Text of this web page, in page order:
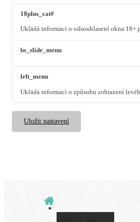
18plus_cat#
Ukládá informaci o odsouhlasení okna 18+
bs_slide_menu
left_menu
Ukládá informaci o způsobu zobrazení
Uložit nastavení